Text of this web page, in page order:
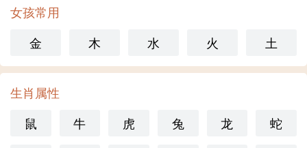
女孩常用
金
木 水 火 土
生肖属性
鼠
牛 虎 兔 龙
蛇